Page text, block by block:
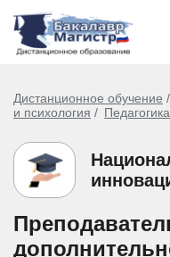
Дистанционное обучение
и психология